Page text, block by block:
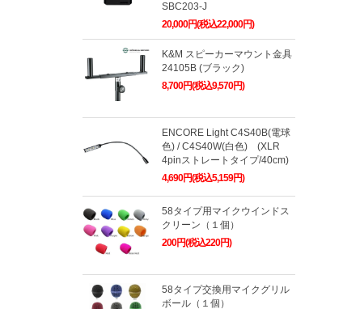
SBC203-J
20,000円(税込22,000円)
K&M スピーカーマウント金具
24105B (ブラック)
8,700円(税込9,570円)
ENCORE Light C4S40B(電球
色) / C4S40W(白色) (XLR
4pinストレートタイプ/40cm)
4,690円(税込5,159円)
58タイプ用マイクウインドス
クリーン（１個）
200円(税込220円)
58タイプ交換用マイクグリル
ボール（１個）